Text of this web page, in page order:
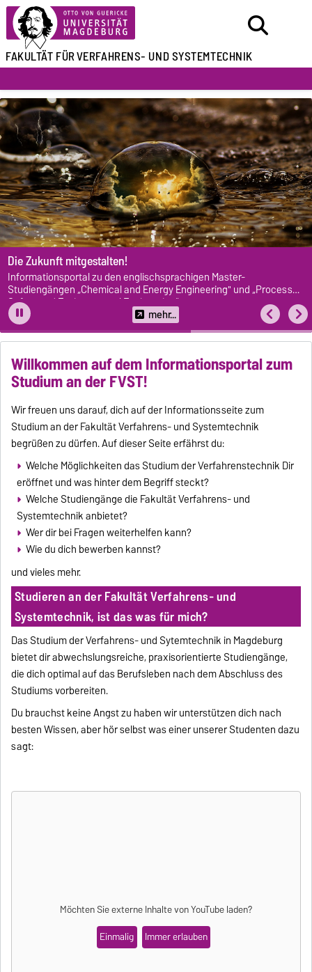
FAKULTÄT FÜRVERFAHRENS- UND SYSTEMTECHNIK
Die Zukunft mitgestalten!
Informationsportal zu den englischsprachigen Master-
Studiengängen „Chemical and Energy Engineering" und „Process
Safety and Environmental Engineering“.
mehr...
Willkommen auf dem Informationsportal zum
Studium an der FVST!
Wir freuen uns darauf, dich auf der Informationsseite zum
Studium an der Fakultät Verfahrens- und Systemtechnik
begrüßen zu dürfen. Auf dieser Seite erfährst du:
Welche Möglichkeiten das Studium der Verfahrenstechnik Dir
eröffnet und was hinter dem Begriff steckt?
Welche Studiengänge die Fakultät Verfahrens- und
Systemtechnik anbietet?
Wer dir bei Fragen weiterhelfen kann?
Wie du dich bewerben kannst?
und vieles mehr.
Studieren an der Fakultät Verfahrens- und
Systemtechnik, ist das was für mich?
Das Studium der Verfahrens- und Sytemtechnik in Magdeburg
bietet dir abwechslungsreiche, praxisorientierte Studiengänge,
die dich optimal auf das Berufsleben nach dem Abschluss des
Studiums vorbereiten.
Du brauchst keine Angst zu haben wir unterstützen dich nach
besten Wissen, aber hör selbst was einer unserer Studenten dazu
sagt:
Möchten Sie externe Inhalte vonYouTubeladen?
Einmalig
Immer erlauben
Mehr Informationen findest du unter der entsprechenden Box,